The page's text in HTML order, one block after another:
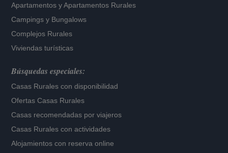
Apartamentos yApartamentos Rurales
Campings y Bungalows
Complejos Rurales
Viviendas turísticas
Búsquedas especiales:
Casas Rurales con disponibilidad
Ofertas Casas Rurales
Casas recomendadas por viajeros
Casas Rurales con actividades
Alojamientos con reserva online